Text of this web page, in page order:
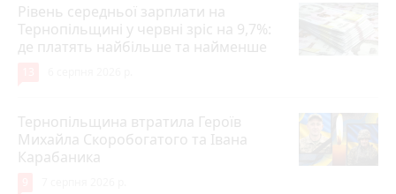
Рівень середньої зарплати на
Тернопільщині у червні зріс на 9,7%:
де платять найбільше та найменше
Тернопільщина втратила Героїв
Михайла Скоробогатого та Івана
Карабаника